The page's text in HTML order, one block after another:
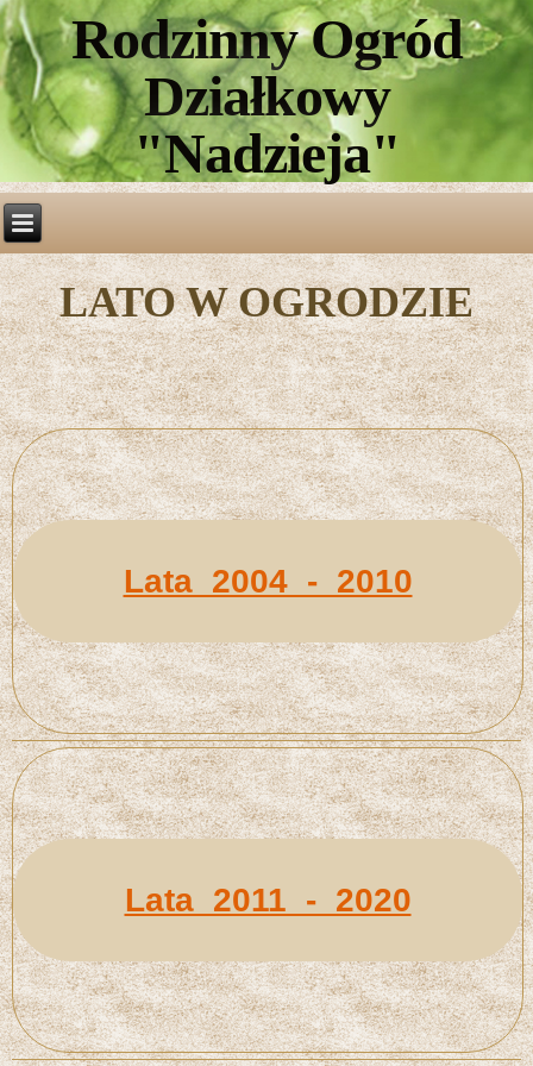
Rodzinny Ogród
Działkowy
"Nadzieja"
LATO W OGRODZIE
Lata 2004 - 2010
Lata 2011 - 2020